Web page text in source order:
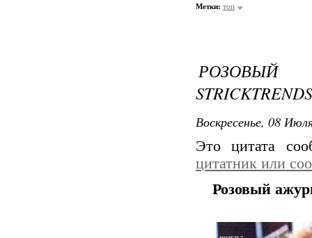
Метки: топ
STRICKTRENDS
Воскресенье, 08
Это цитата
цитатник или
Розовый